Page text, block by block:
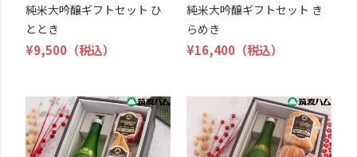
純米大吟醸ギフトセット ひ
ととき
¥9,500 （税込）
純米大吟醸ギフトセット き
らめき
¥16,400 （税込）